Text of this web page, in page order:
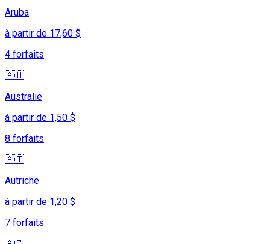
Aruba
à partir de 17,60 $
4 forfaits
🇦🇺
Australie
à partir de 1,50 $
8 forfaits
🇦🇹
Autriche
à partir de 1,20 $
7 forfaits